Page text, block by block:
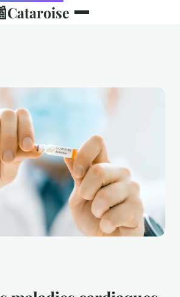
Cataroise